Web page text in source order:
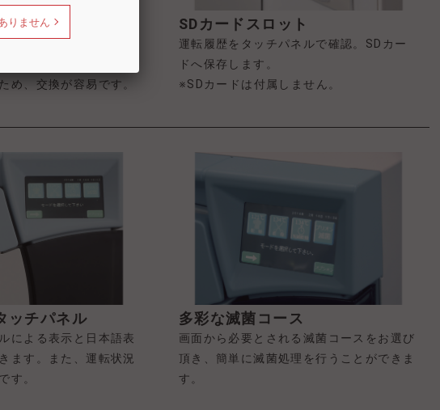
ルター搭載
め、交換が容易です。
SDカードスロット
運転履歴をタッチパネルで確認。SDカー
ドへ保存します。
※SDカードは付属しません。
ッチパネル
による表示と日本語表
ます。また、運転状況
す。
多彩な滅菌コース
画面から必要とされる滅菌コースをお選び
頂き、簡単に滅菌処理を行うことができま
す。
りません